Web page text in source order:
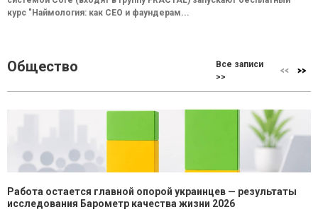
курс "Наймология: как СEO и фаундерам...
Общество
Все записи
>>
Работа остается главной опорой украинцев — результаты
исследования Барометр качества жизни 2026